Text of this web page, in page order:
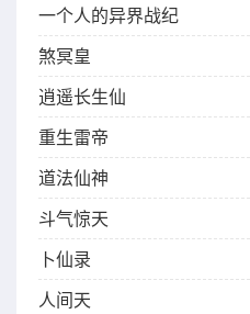
一个人的异界战纪
煞冥皇
逍遥长生仙
重生雷帝
道法仙神
斗气惊天
卜仙录
人间天